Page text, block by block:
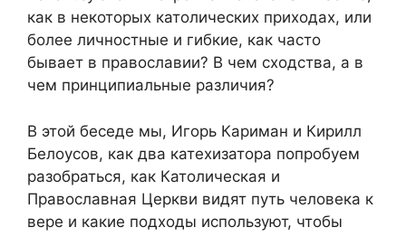
как в некоторых католических приходах, или
более личностные и гибкие, как часто
бывает в православии? В чем сходства, а в
чем принципиальные различия?
В этой беседе мы, Игорь Кариман и Кирилл
Белоусов, как два катехизатора попробуем
разобраться, как Католическая и
Православная Церкви видят путь человека к
вере и какие подходы используют, чтобы